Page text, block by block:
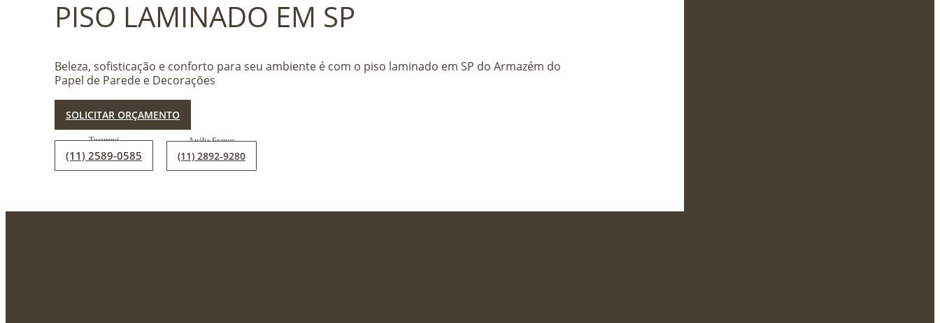
X
PISO LAMINADO EM SP
Beleza, sofisticação e conforto para seu ambiente é com o piso laminado em SP do Armazém do
Papel de Parede e Decorações
SOLICITAR ORÇAMENTO
(11) 2589-0585 (11) 2892-9280